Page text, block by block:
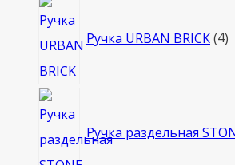
Ручка URBAN BRICK 4
Ручка раздельная